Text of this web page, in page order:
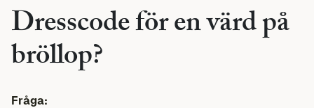
Dresscode för en värd på
bröllop?
Fråga: